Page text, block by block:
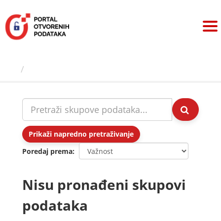
sadržaj
Prikaži napredno pretraživanje
Poredaj prema
Nisu pronađeni skupovi
podataka